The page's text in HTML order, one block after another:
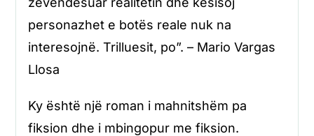
personazhet e botës reale nuk na
interesojnë. Trilluesit, po”. – Mario Vargas
Llosa
Ky është një roman i mahnitshëm pa
fiksion dhe i mbingopur me fiksion.